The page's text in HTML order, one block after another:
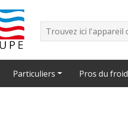
Particuliers Pros du froid